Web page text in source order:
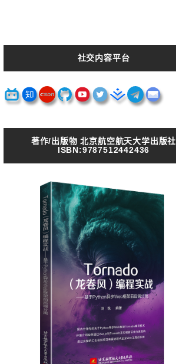
社交内容平台
著作/出版物 北京航空航天大学出版社
ISBN:9787512442436